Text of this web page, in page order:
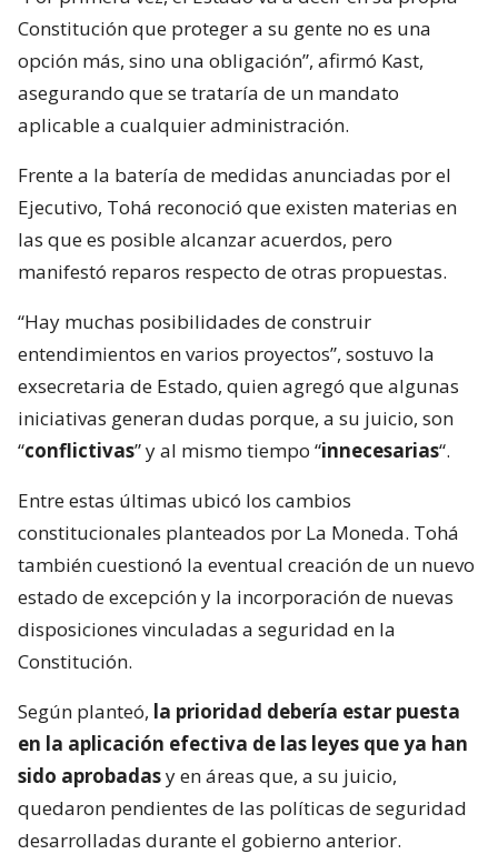
Constitución que proteger a su gente no es una
opción más, sino una obligación”, afirmó Kast,
asegurando que se trataría de un mandato
aplicable a cualquier administración.
Frente a la batería de medidas anunciadas por el
Ejecutivo, Tohá reconoció que existen materias en
las que es posible alcanzar acuerdos, pero
manifestó reparos respecto de otras propuestas.
“Hay muchas posibilidades de construir
entendimientos en varios proyectos”, sostuvo la
exsecretaria de Estado, quien agregó que algunas
iniciativas generan dudas porque, a su juicio, son
“conflictivas” y al mismo tiempo “innecesarias“.
Entre estas últimas ubicó los cambios
constitucionales planteados por La Moneda. Tohá
también cuestionó la eventual creación de un nuevo
estado de excepción y la incorporación de nuevas
disposiciones vinculadas a seguridad en la
Constitución.
Según planteó, la prioridad debería estar puesta
en la aplicación efectiva de las leyes que ya han
sido aprobadasy en áreas que, a su juicio,
quedaron pendientes de las políticas de seguridad
desarrolladas durante el gobierno anterior.